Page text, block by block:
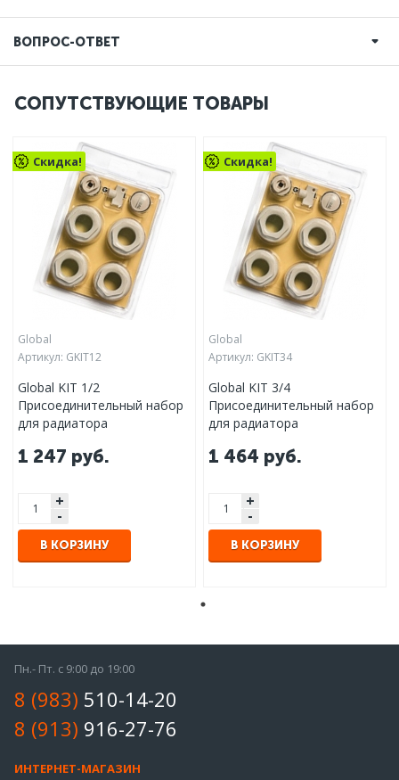
ВОПРОС-ОТВЕТ
СОПУТСТВУЮЩИЕ ТОВАРЫ
Скидка!
Global
Артикул: GKIT12
Global KIT 1/2
Присоединительный набор
для радиатора
1 247 руб.
+
-
В КОРЗИНУ
Скидка!
Global
Артикул: GKIT34
Global KIT 3/4
Присоединительный набор
для радиатора
1 464 руб.
+
-
В КОРЗИНУ
Пн.- Пт. с 9:00 до 19:00
8 (983) 510-14-20
8 (913) 916-27-76
ИНТЕРНЕТ-МАГАЗИН